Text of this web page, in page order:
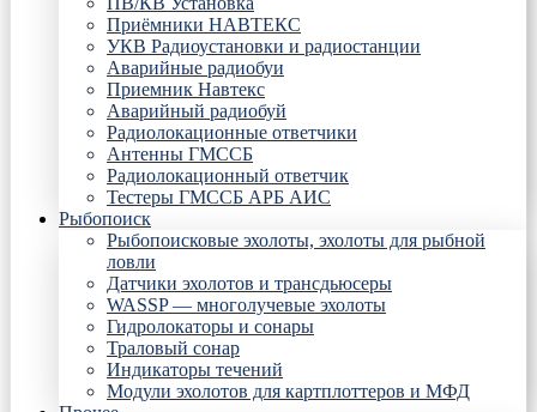
Приёмники НАВТЕКС
УКВ Радиоустановки и радиостанции
Аварийные радиобуи
Приемник Навтекс
Аварийный радиобуй
Радиолокационные ответчики
Антенны ГМССБ
Радиолокационный ответчик
Тестеры ГМССБ АРБ АИС
Рыбопоиск
Рыбопоисковые эхолоты, эхолоты для рыбной
ловли
Датчики эхолотов и трансдьюсеры
WASSP — многолучевые эхолоты
Гидролокаторы и сонары
Траловый сонар
Индикаторы течений
Модули эхолотов для картплоттеров и МФД